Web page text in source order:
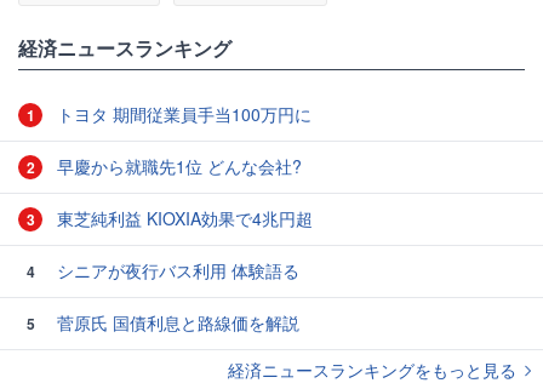
経済ニュースランキング
1 トヨタ 期間従業員手当100万円に
2 早慶から就職先1位 どんな会社?
3 東芝純利益 KIOXIA効果で4兆円超
4 シニアが夜行バス利用 体験語る
5
菅原氏 国債利息と路線価を解説
経済ニュースランキングをもっと見る